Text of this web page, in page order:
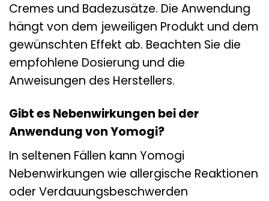
Cremes und Badezusätze. Die Anwendung
hängt von dem jeweiligen Produkt und dem
gewünschten Effekt ab. Beachten Sie die
empfohlene Dosierung und die
Anweisungen des Herstellers.
Gibt es Nebenwirkungen bei der
Anwendung von Yomogi?
In seltenen Fällen kann Yomogi
Nebenwirkungen wie allergische Reaktionen
oder Verdauungsbeschwerden